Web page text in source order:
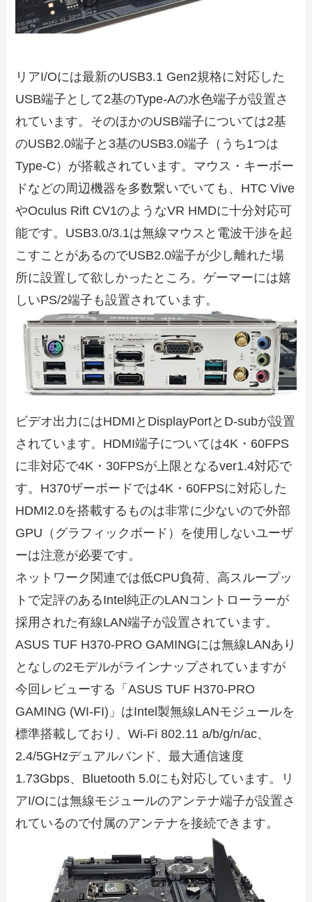
リアI/Oには最新のUSB3.1 Gen2規格に対応した
USB端子として2基のType-Aの水色端子が設置さ
れています。そのほかのUSB端子については2基
のUSB2.0端子と3基のUSB3.0端子（うち1つは
Type-C）が搭載されています。マウス・キーボー
ドなどの周辺機器を多数繋いでいても、HTC Vive
やOculus Rift CV1のようなVR HMDに十分対応可
能です。USB3.0/3.1は無線マウスと電波干渉を起
こすことがあるのでUSB2.0端子が少し離れた場
所に設置して欲しかったところ。ゲーマーには嬉
しいPS/2端子も設置されています。
ビデオ出力にはHDMIとDisplayPortとD-subが設置
されています。HDMI端子については4K・60FPS
に非対応で4K・30FPSが上限となるver1.4対応で
す。H370ザーボードでは4K・60FPSに対応した
HDMI2.0を搭載するものは非常に少ないので外部
GPU（グラフィックボード）を使用しないユーザ
ーは注意が必要です。
ネットワーク関連では低CPU負荷、高スループッ
トで定評のあるIntel純正のLANコントローラーが
採用された有線LAN端子が設置されています。
ASUS TUF H370-PRO GAMINGには無線LANあり
となしの2モデルがラインナップされていますが
今回レビューする「ASUS TUF H370-PRO
GAMING (WI-FI)」はIntel製無線LANモジュールを
標準搭載しており、Wi-Fi 802.11 a/b/g/n/ac、
2.4/5GHzデュアルバンド、最大通信速度
1.73Gbps、Bluetooth 5.0にも対応しています。リ
アI/Oには無線モジュールのアンテナ端子が設置さ
れているので付属のアンテナを接続できます。